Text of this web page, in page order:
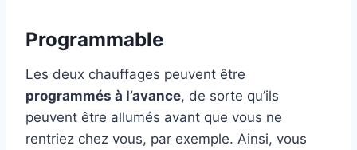
Programmable
Les deux chauffages peuvent être
programmés à l’avance, de sorte qu’ils
peuvent être allumés avant que vous ne
rentriez chez vous, par exemple. Ainsi, vous